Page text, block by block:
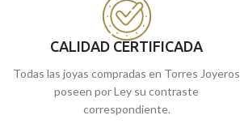
Puedes encontrarlo en nuestras tiendas
de Málaga. O si lo prefieres, encargarlo
online y te lo enviamos a casa.
CALIDAD CERTIFICADA
Todas las joyas compradas en Torres Joyeros
poseen por Ley su contraste
correspondiente.